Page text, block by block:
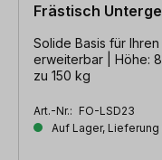
Frästisch
Solide Basis für
erweiterbar | Höhe:
zu 150 kg
Art.-Nr.: FO-LSD23
Auf Lager,